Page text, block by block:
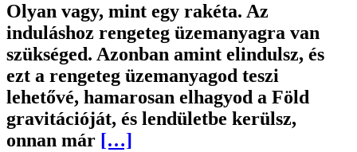
Olyan vagy, mint egy rakéta. Az
induláshoz rengeteg üzemanyagra van
szükséged. Azonban amint elindulsz, és
ezt a rengeteg üzemanyagod teszi
lehetővé, hamarosan elhagyod a Föld
gravitációját, és lendületbe kerülsz,
onnan már […]